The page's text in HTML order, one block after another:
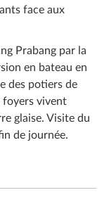
face aux
Prabang par la
en bateau en
des potiers de
foyers vivent
glaise. Visite du
de journée.